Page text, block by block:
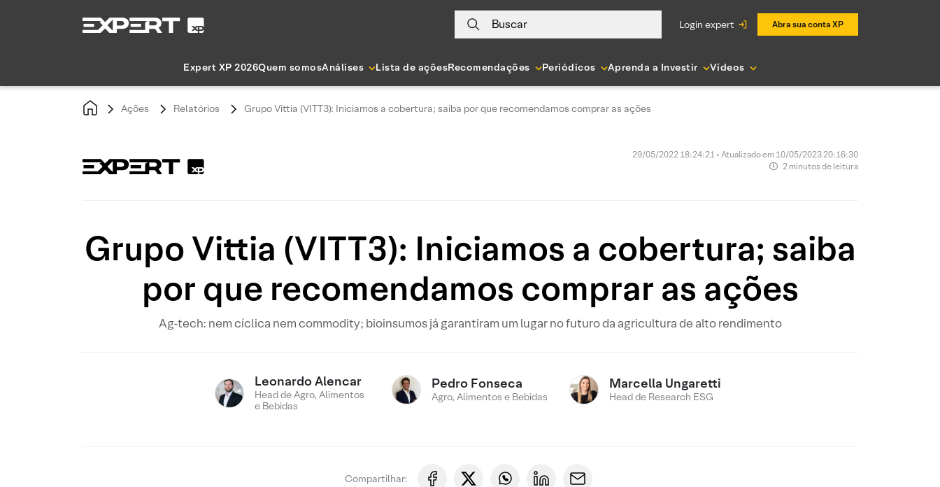
Buscar login expert Abra sua conta XP
Expert XP 2026Quem somosAnálises Lista de açõesRecomendações Periódicos Aprenda a Investir Vídeos
Ações Relatórios Grupo Vittia (VITT3): Iniciamos a cobertura; saiba por que recomendamos comprar as ações
29/05/2022 18:24:21 • Atualizado em 10/05/2023 20:16:30
2 minutos de leitura
Grupo Vittia (VITT3): Iniciamos a cobertura; saiba
por que recomendamos comprar as ações
Ag-tech: nem cíclica nem commodity; bioinsumos já garantiram um lugar no futuro da agricultura de alto rendimento
Leonardo Alencar
Head de Agro, Alimentos
e Bebidas
Pedro Fonseca
Agro, Alimentos e Bebidas
Marcella Ungaretti
Head de Research ESG
Compartilhar: